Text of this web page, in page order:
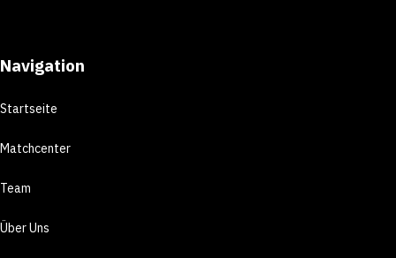
Navigation
Startseite
Matchcenter
Team
Über Uns